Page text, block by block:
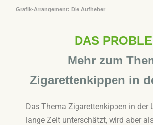
Grafik-Arrangement: Die Aufheber
DAS
Mehr zum
Zigarettenkippen in
Das Thema Zigarettenkippen in der
lange Zeit unterschätzt, wird aber als